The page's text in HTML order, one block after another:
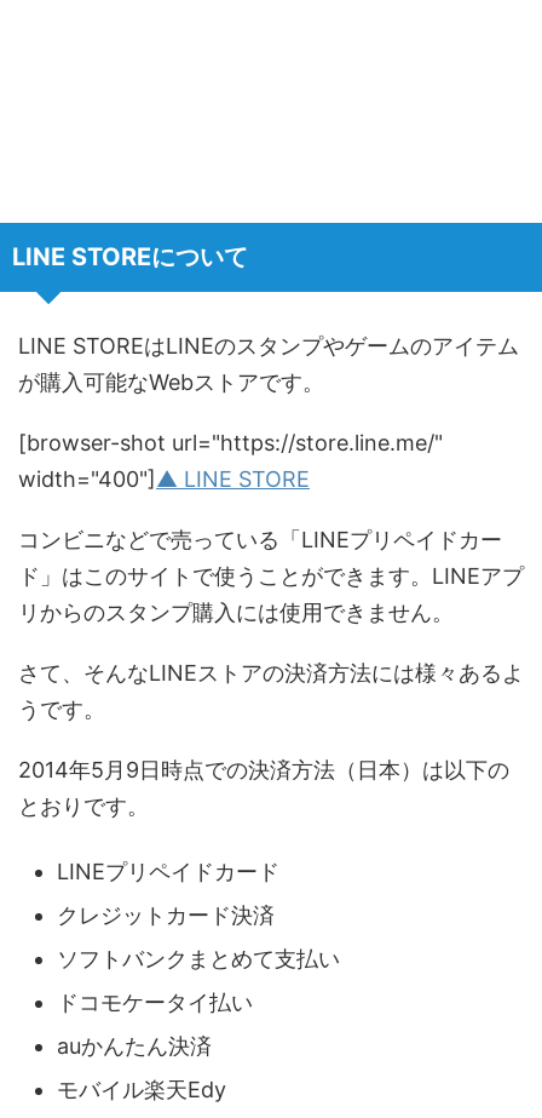
LINE STOREについて
LINE STOREはLINEのスタンプやゲームのアイテム
が購入可能なWebストアです。
[browser-shot url="https://store.line.me/"
width="400"] ▲ LINE STORE
コンビニなどで売っている「LINEプリペイドカー
ド」はこのサイトで使うことができます。LINEアプ
リからのスタンプ購入には使用できません。
さて、そんなLINEストアの決済方法には様々あるよ
うです。
2014年5月9日時点での決済方法（日本）は以下の
とおりです。
LINEプリペイドカード
クレジットカード決済
ソフトバンクまとめて支払い
ドコモケータイ払い
auかんたん決済
モバイル楽天Edy